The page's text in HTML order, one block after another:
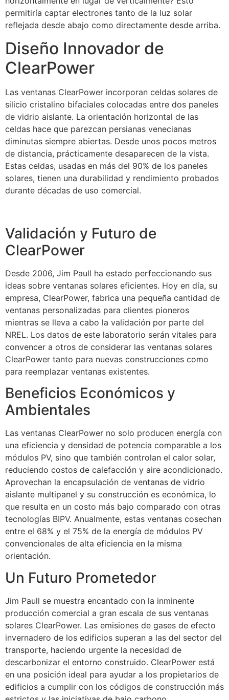
permitiría captar electrones tanto de la luz solar
reflejada desde abajo como directamente desde arriba.
Diseño Innovador de
ClearPower
Las ventanas ClearPower incorporan celdas solares de
silicio cristalino bifaciales colocadas entre dos paneles
de vidrio aislante. La orientación horizontal de las
celdas hace que parezcan persianas venecianas
diminutas siempre abiertas. Desde unos pocos metros
de distancia, prácticamente desaparecen de la vista.
Estas celdas, usadas en más del 90% de los paneles
solares, tienen una durabilidad y rendimiento probados
durante décadas de uso comercial.
Validación y Futuro de
ClearPower
Desde 2006, Jim Paull ha estado perfeccionando sus
ideas sobre ventanas solares eficientes. Hoy en día, su
empresa, ClearPower, fabrica una pequeña cantidad de
ventanas personalizadas para clientes pioneros
mientras se lleva a cabo la validación por parte del
NREL. Los datos de este laboratorio serán vitales para
convencer a otros de considerar las ventanas solares
ClearPower tanto para nuevas construcciones como
para reemplazar ventanas existentes.
Beneficios Económicos y
Ambientales
Las ventanas ClearPower no solo producen energía con
una eficiencia y densidad de potencia comparable a los
módulos PV, sino que también controlan el calor solar,
reduciendo costos de calefacción y aire acondicionado.
Aprovechan la encapsulación de ventanas de vidrio
aislante multipanel y su construcción es económica, lo
que resulta en un costo más bajo comparado con otras
tecnologías BIPV. Anualmente, estas ventanas cosechan
entre el 68% y el 75% de la energía de módulos PV
convencionales de alta eficiencia en la misma
orientación.
Un Futuro Prometedor
Jim Paull se muestra encantado con la inminente
producción comercial a gran escala de sus ventanas
solares ClearPower. Las emisiones de gases de efecto
invernadero de los edificios superan a las del sector del
transporte, haciendo urgente la necesidad de
descarbonizar el entorno construido. ClearPower está
en una posición ideal para ayudar a los propietarios de
edificios a cumplir con los códigos de construcción más